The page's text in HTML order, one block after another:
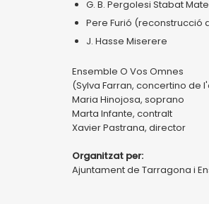
G. B. Pergolesi Stabat
Pere Furió (reconstrucció
J. Hasse Miserere
Ensemble O Vos Omnes
(Sylva Farran, concertino de
Maria Hinojosa, soprano
Marta Infante, contralt
Xavier Pastrana, director
Organitzat per:
Ajuntament de Tarragona i